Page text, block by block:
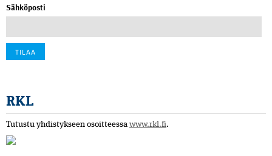
Sähköposti
RKL
Tutustu yhdistykseen osoitteessa www.rkl.fi.